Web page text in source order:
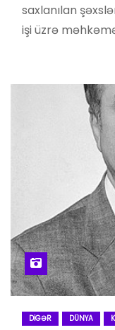
saxlanılan
işi üzrə
DIGƏR DÜNYA